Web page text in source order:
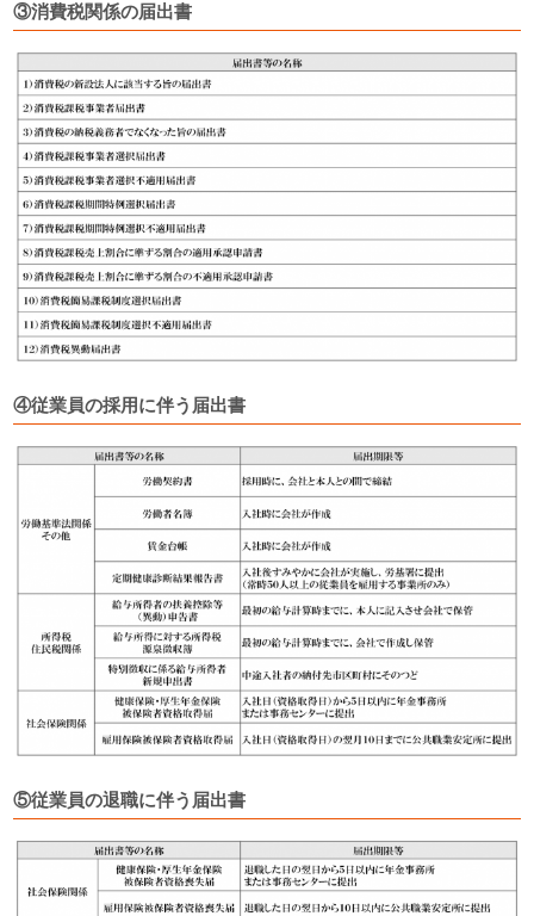
③消費税関係の届出書
④従業員の採用に伴う届出書
⑤従業員の退職に伴う届出書